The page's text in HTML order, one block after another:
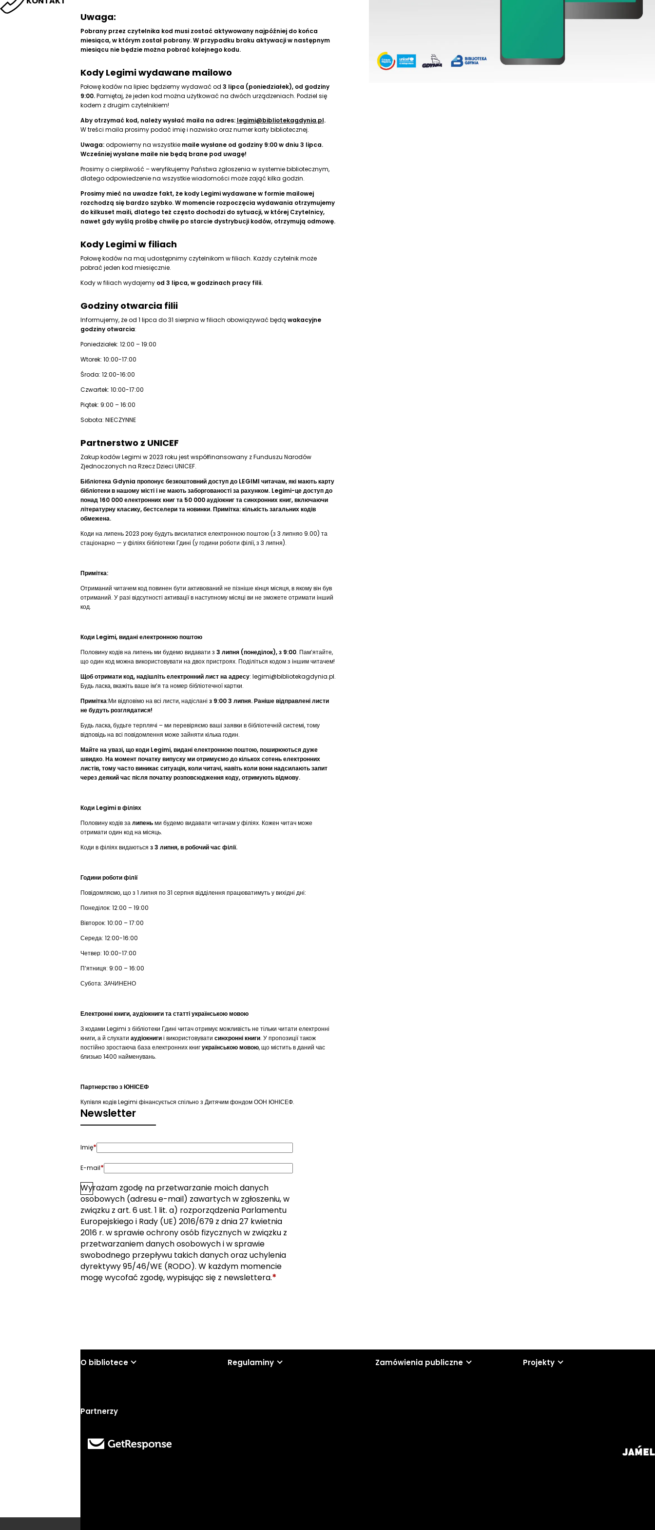
Uwaga:
Pobrany przez czytelnika kod musi zostać aktywowany najpóźniej do końca
miesiąca, w którym został pobrany. W przypadku braku aktywacji w następnym
miesiącu nie będzie można pobrać kolejnego kodu.
Kody Legimi wydawane mailowo
Połowę kodów na lipiec będziemy wydawać od 3 lipca (poniedziałek), od godziny
9:00.Pamiętaj, że jeden kod można użytkować na dwóch urządzeniach. Podziel się
kodem z drugim czytelnikiem!
Aby otrzymać kod, należy wysłać maila na adres: legimi@bibliotekagdynia.pl.
W treści maila prosimy podać imię i nazwisko oraz numer karty bibliotecznej.
Uwaga:odpowiemy na wszystkie maile wysłane od godziny 9:00 w dniu 3 lipca.
Wcześniej wysłane maile nie będą brane pod uwagę!
Prosimy o cierpliwość – weryfikujemy Państwa zgłoszenia w systemie bibliotecznym,
dlatego odpowiedzenie na wszystkie wiadomości może zająć kilka godzin.
Prosimy mieć na uwadze fakt, że kody Legimi wydawane w formie mailowej
rozchodzą się bardzo szybko. W momencie rozpoczęcia wydawania otrzymujemy
do kilkuset maili, dlatego też często dochodzi do sytuacji, w której Czytelnicy,
nawet gdy wyślą prośbę chwilę po starcie dystrybucji kodów, otrzymują odmowę.
Kody Legimi w filiach
Połowę kodów na maj udostępnimy czytelnikom w filiach. Każdy czytelnik może
pobrać jeden kod miesięcznie.
Kody w filiach wydajemy od 3 lipca, w godzinach pracy filii.
Godziny otwarcia filii
Informujemy, że od 1 lipca do 31 sierpnia w filiach obowiązywać będą wakacyjne
godziny otwarcia:
Poniedziałek: 12:00 – 19:00
Wtorek: 10:00-17:00
Środa: 12:00-16:00
Czwartek: 10:00-17:00
Piątek: 9:00 – 16:00
Sobota: NIECZYNNE
Partnerstwo z UNICEF
Zakup kodów Legimi w 2023 roku jest współfinansowany z Funduszu Narodów
Zjednoczonych na Rzecz Dzieci UNICEF.
Бібліотека Gdynia пропонує безкоштовний доступ до LEGIMI читачам, які мають карту
бібліотеки в нашому місті і не мають заборгованості за рахунком. Legimi-це доступ до
понад 160 000 електронних книг та 50 000 аудіокниг та синхронних книг, включаючи
літературну класику, бестселери та новинки. Примітка: кількість загальних кодів
обмежена.
Коди на липень 2023 року будуть висилатися електронною поштою (з 3 липняо 9.00) та
стаціонарно — у філіях бібліотеки Гдині (у години роботи філії, з 3 липня).
Примітка:
Отриманий читачем код повинен бути активований не пізніше кінця місяця, в якому він був
отриманий. У разі відсутності активації в наступному місяці ви не зможете отримати інший
код.
Коди Legimi, видані електронною поштою
Половину кодів на липень ми будемо видавати з 3 липня (понеділок), з 9:00. Пам’ятайте,
що один код можна використовувати на двох пристроях. Поділіться кодом з іншим читачем!
Щоб отримати код, надішліть електронний лист на адресу: legimi@bibliotekagdynia.pl.
Будь ласка, вкажіть ваше ім’я та номер бібліотечної картки.
Примітка:Ми відповімо на всі листи, надіслані з 9:00 3 липня. Раніше відправлені листи
не будуть розглядатися!
Будь ласка, будьте терплячі – ми перевіряємо ваші заявки в бібліотечній системі, тому
відповідь на всі повідомлення може зайняти кілька годин.
Майте на увазі, що коди Legimi, видані електронною поштою, поширюються дуже
швидко. На момент початку випуску ми отримуємо до кількох сотень електронних
листів, тому часто виникає ситуація, коли читачі, навіть коли вони надсилають запит
через деякий час після початку розповсюдження коду, отримують відмову.
Коди Legimi в філіях
Половину кодів залипеньми будемо видавати читачам у філіях. Кожен читач може
отримати один код на місяць.
Коди в філіях видаються з 3 липня, в робочий час філії.
Години роботи філії
Повідомляємо, що з 1 липня по 31 серпня відділення працюватимуть у вихідні дні:
Понеділок: 12:00 – 19:00
Вівторок: 10:00 – 17:00
Середа: 12:00-16:00
Четвер: 10:00-17:00
П’ятниця: 9:00 – 16:00
Субота: ЗАЧИНЕНО
Електронні книги, аудіокниги та статті українською мовою
З кодами Legimi з бібліотеки Гдині читач отримує можливість не тільки читати електронні
книги, а й слухати аудіокнигиі використовувати синхронні книги. У пропозиції також
постійно зростаюча база електронних книгукраїнською мовою, що містить в даний час
близько 1400 найменувань.
Партнерство з ЮНІСЕФ
Купівля кодів Legimi фінансується спільно з Дитячим фондом ООН ЮНІСЕФ.
Newsletter
Imię*
E-mail*
Zgoda*
Wyrażam zgodę na przetwarzanie moich danych
osobowych (adresu e-mail) zawartych w zgłoszeniu, w
związku z art. 6 ust. 1 lit. a) rozporządzenia Parlamentu
Europejskiego i Rady (UE) 2016/679 z dnia 27 kwietnia
2016 r. w sprawie ochrony osób fizycznych w związku z
przetwarzaniem danych osobowych i w sprawie
swobodnego przepływu takich danych oraz uchylenia
dyrektywy 95/46/WE (RODO). W każdym momencie
mogę wycofać zgodę, wypisując się z newslettera.*
O bibliotece Regulaminy Zamówienia publiczne Projekty
Partnerzy